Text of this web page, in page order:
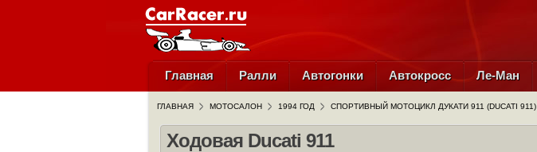
Главная Ралли Автогонки Автокросс Ле-Ман
ГЛАВНАЯ МОТОСАЛОН 1994 ГОД СПОРТИВНЫЙ МОТОЦИКЛ ДУКАТИ 911 (DUCATI 911)
Ходовая Ducati 911